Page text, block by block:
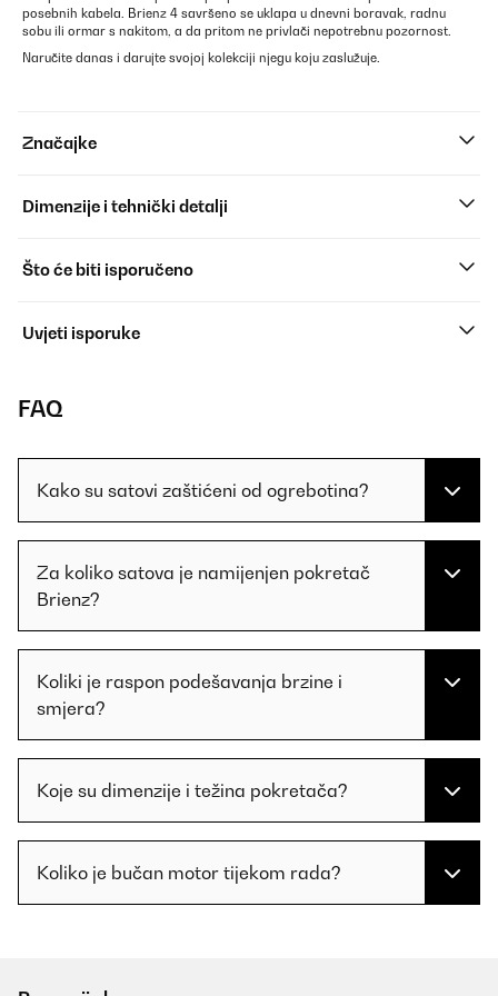
posebnih kabela. Brienz 4 savršeno se uklapa u dnevni boravak, radnu
sobu ili ormar s nakitom, a da pritom ne privlači nepotrebnu pozornost.
Naručite danas i darujte svojoj kolekciji njegu koju zaslužuje.
Značajke
Dimenzije i tehnički detalji
Što će biti isporučeno
Uvjeti isporuke
FAQ
Kako su satovi zaštićeni od ogrebotina?
Za koliko satova je namijenjen pokretač
Brienz?
Koliki je raspon podešavanja brzine i
smjera?
Koje su dimenzije i težina pokretača?
Koliko je bučan motor tijekom rada?